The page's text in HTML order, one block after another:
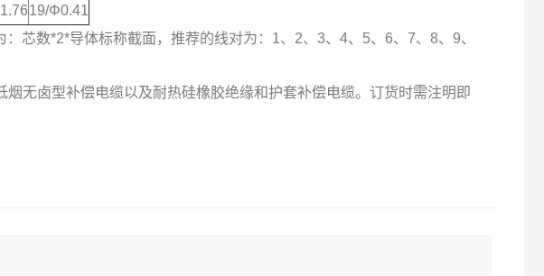
19/Φ0.41
芯数*2*导体标称截面，推荐的线对为：1、2、3、4、5、6、7、8、9、
无卤型补偿电缆以及耐热硅橡胶绝缘和护套补偿电缆。订货时需注明即